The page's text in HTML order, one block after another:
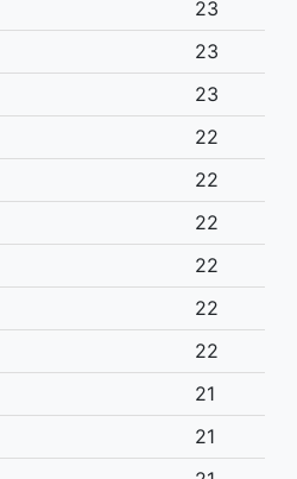
23
23
23
22
22
22
22
22
22
21
21